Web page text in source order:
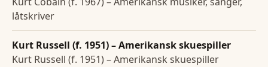
låtskriver
Kurt Russell (f. 1951) – Amerikansk skuespiller
Kurt Russell (f. 1951) – Amerikansk skuespiller